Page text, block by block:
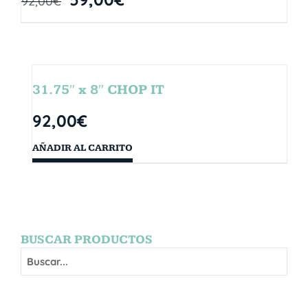
31.75″ x 8″ CHOP IT
92,00€
AÑADIR AL CARRITO
BUSCAR PRODUCTOS